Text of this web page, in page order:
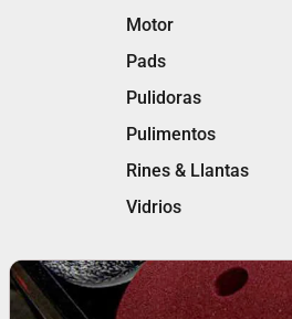
Motor
Pads
Pulidoras
Pulimentos
Rines & Llantas
Vidrios